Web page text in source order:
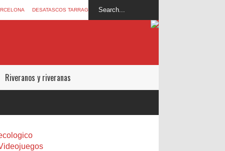
DESATASCOS TARRAGONA
Riveranos y riveranas